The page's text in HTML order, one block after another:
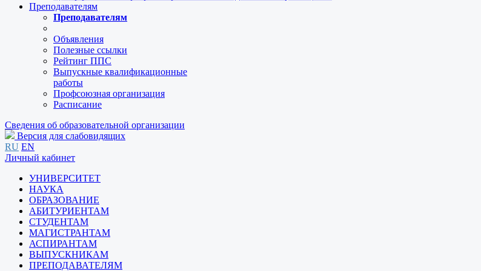
Преподавателям
Преподавателям
Объявления
Полезные ссылки
Рейтинг ППС
Выпускные квалификационные
работы
Профсоюзная организация
Расписание
Сведения об образовательной организации
Версия для слабовидящих
RU EN
Личный кабинет
УНИВЕРСИТЕТ
НАУКА
ОБРАЗОВАНИЕ
АБИТУРИЕНТАМ
СТУДЕНТАМ
МАГИСТРАНТАМ
АСПИРАНТАМ
ВЫПУСКНИКАМ
ПРЕПОДАВАТЕЛЯМ